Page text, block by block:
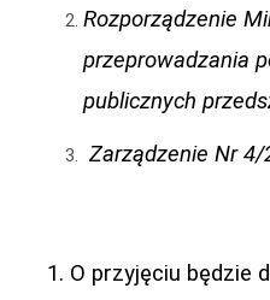
Rozporządzenie
przeprowadzania
publicznych
Zarządzenie Nr 4/
1. O przyjęciu będzie